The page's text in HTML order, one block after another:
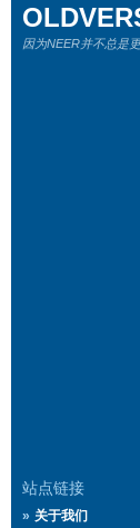
站点链接
关于我们
因为NEER并不总是